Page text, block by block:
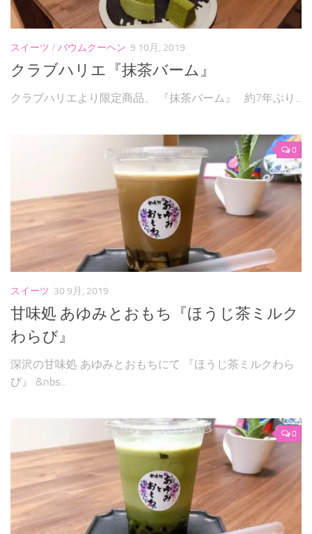
スイーツ / バウムクーヘン 9 10月, 2019
クラブハリエ『抹茶バーム』
クラブハリエより限定商品、 『抹茶バーム』 約7年ぶり...
0
スイーツ 30 9月, 2019
甘味処 あゆみとおもち『ほうじ茶ミルク
わらび』
深沢の甘味処 あゆみとおもちにて 『ほうじ茶ミルクわら
び』 &nbs...
0